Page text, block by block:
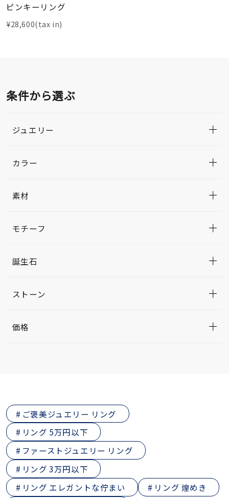
ピンキーリング
¥28,600(tax in)
条件から選ぶ
ジュエリー
カラー
素材
モチーフ
誕生石
ストーン
価格
ご褒美ジュエリー リング
リング 5万円以下
ファーストジュエリー リング
リング 3万円以下
リング エレガントな佇まい
リング 煌めき